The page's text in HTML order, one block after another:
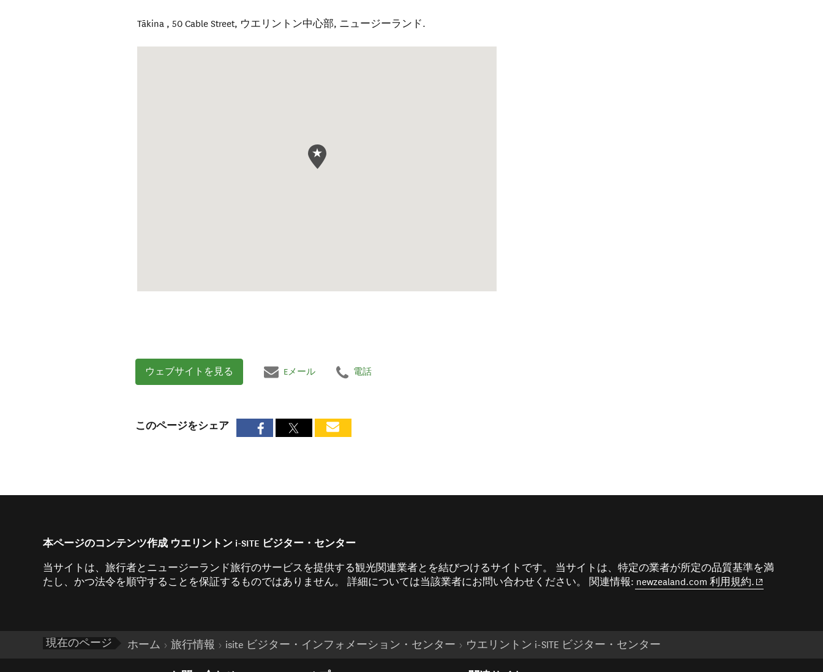
Tākina , 50 Cable Street, ウエリントン中心部, ニュージーランド.
ウェブサイトを見る Eメール 電話
このページをシェア
本ページのコンテンツ作成 ウエリントン i-SITE ビジター・センター
当サイトは、旅行者とニュージーランド旅行のサービスを提供する観光関連業者とを結びつけるサイトです。 当サイトは、特定の業者が所定の品質基準を満
たし、かつ法令を順守することを保証するものではありません。 詳細については当該業者にお問い合わせください。 関連情報: newzealand.com 利用規約. (opens in new
現在のページ ホーム 旅行情報 isite ビジター・インフォメーション・センター ウエリントン i-SITE ビジター・センター